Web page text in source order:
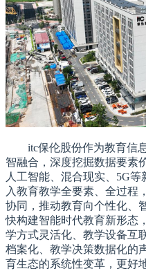
itc保伦股份作为教育信
智融合，深度挖掘数据要素
人工智能、混合现实、5G
入教育教学全要素、全过程
协同，推动教育向个性化、
快构建智能时代教育新形态
学方式灵活化、教学设备互
档案化、教学决策数据化的
育生态的系统性变革，更好